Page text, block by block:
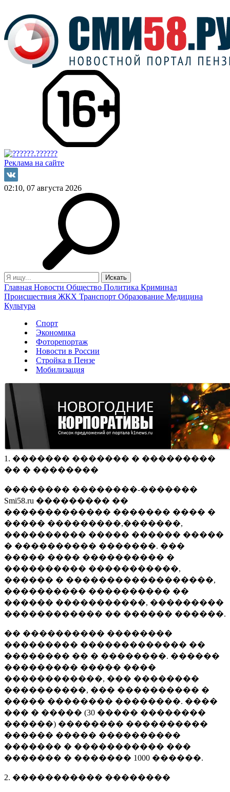
Реклама на сайте
02:10, 07 августа 2026
Главная Новости Общество Политика Криминал
Происшествия ЖКХ Транспорт Образование Медицина
Культура
Спорт
Экономика
Фоторепортаж
Новости в России
Стройка в Пензе
Мобилизация
1. ������� ������� � ���������
�� � ��������
�������� ��������-�������
Smi58.ru ��������� ��
������������� ������� ���� �
����� ���������,�������,
���������� ����� ������ �����
� ���������� �������. ���
����� ���� ���������� �
���������� �����������,
������ � ������������������,
���������� ���������� ��
������ �����������, ���������
������������ �� ������ ������.
�� ���������� ��������
��������� ������������� ��
�������� �� � ��������. ������
��������� ����� ����
������������, ��� ��������
����������, ��� ���������� �
����� �������� ��������. ����
��� � ����� (30 ����� ��������
������) �������� ����������
������ ����� ����������
������� � ����������� ���
������� � ������� 1000 ������.
2. ����������� ��������